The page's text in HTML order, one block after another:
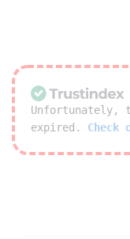
Unfortunately,
expired.